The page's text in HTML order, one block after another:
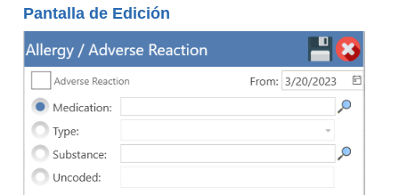
Pantalla de Edición